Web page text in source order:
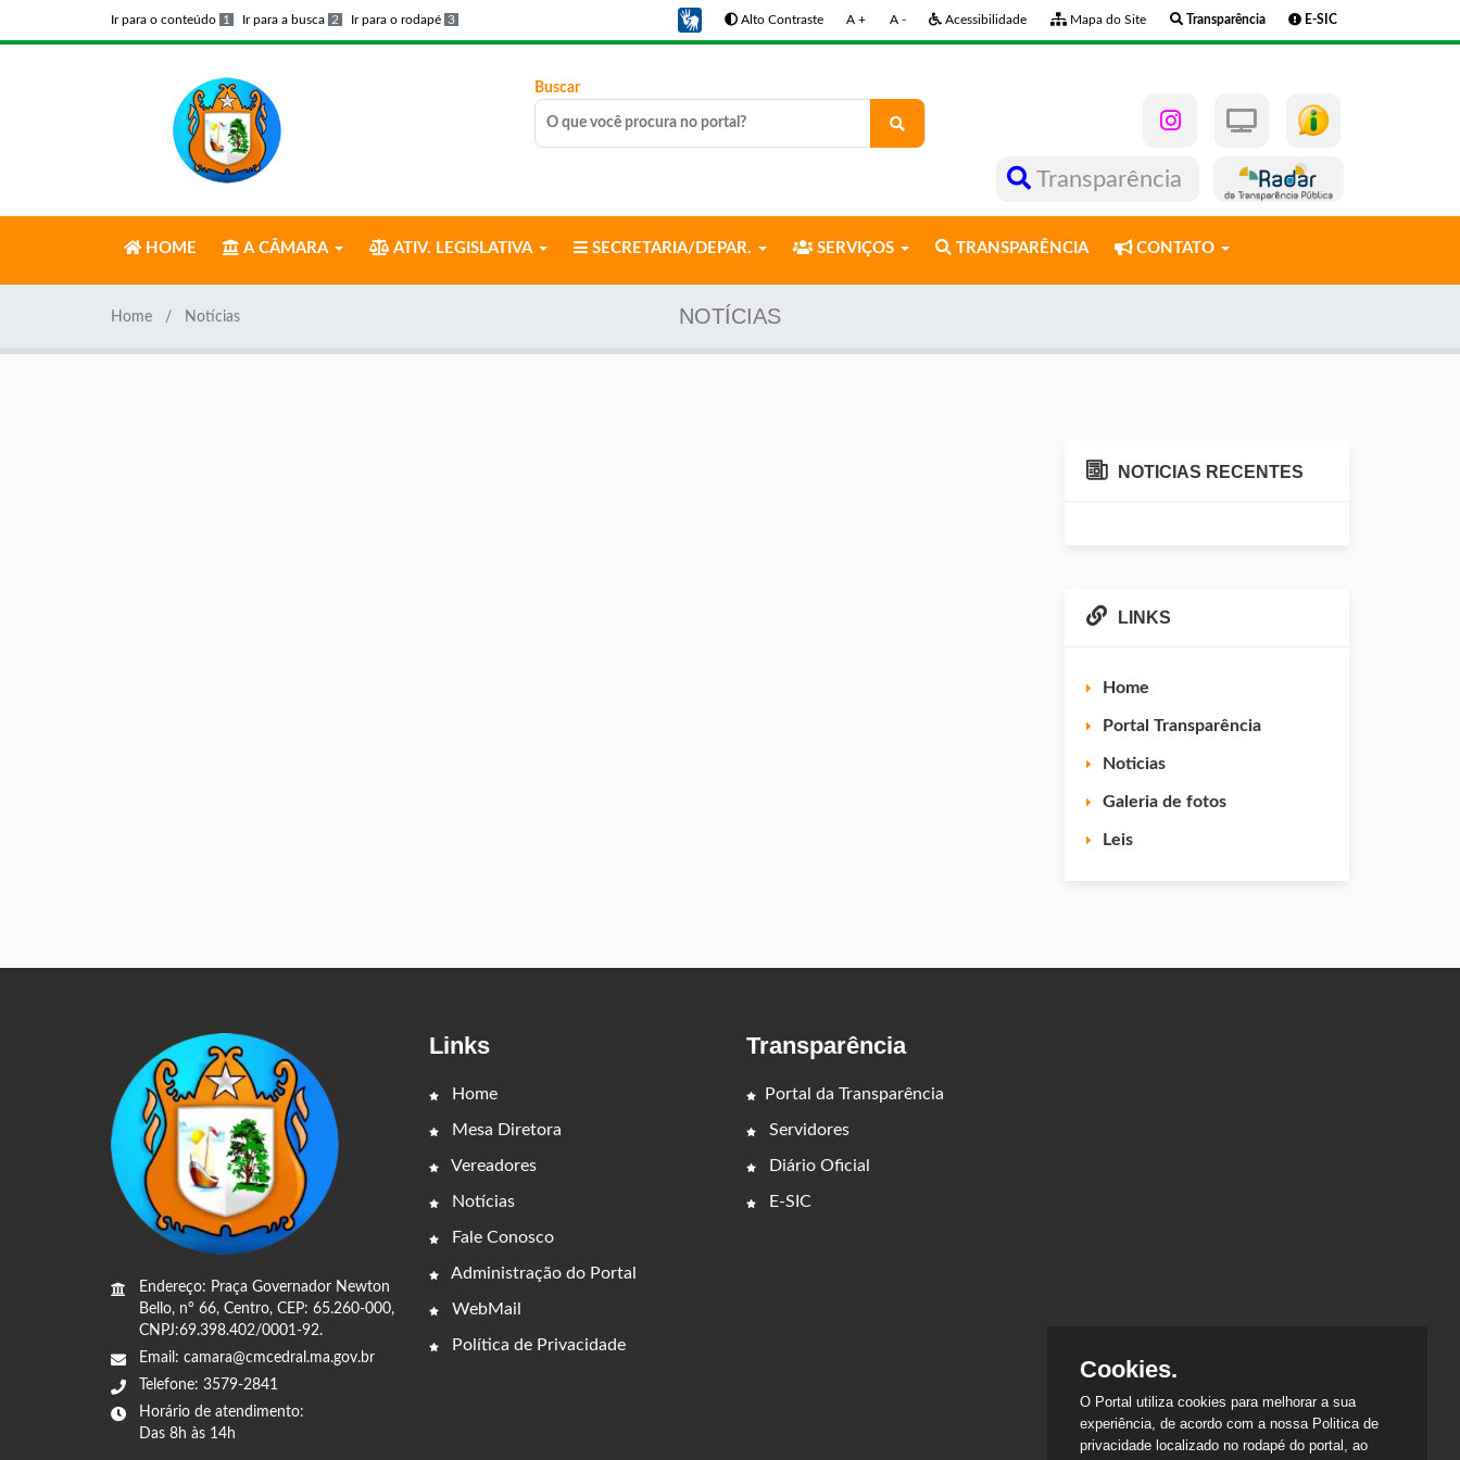
Ir para o conteúdo 1 Ir para a busca 2 Ir para o rodapé 3 Alto Contraste A + A - Acessibilidade Mapa do Site Transparência E-SIC
Buscar
Transparência
HOME A CÂMARA ATIV. LEGISLATIVA SECRETARIA/DEPAR. SERVIÇOS TRANSPARÊNCIA CONTATO
NOTÍCIAS
Home Notícias
NOTICIAS RECENTES
LINKS
Home
Portal Transparência
Noticias
Galeria de fotos
Leis
Endereço: Praça Governador Newton
Bello, n° 66, Centro, CEP: 65.260-000,
CNPJ:69.398.402/0001-92.
Email: camara@cmcedral.ma.gov.br
Telefone: 3579-2841
Horário de atendimento:
Das 8h às 14h
Links
Home
Mesa Diretora
Vereadores
Notícias
Fale Conosco
Administração do Portal
WebMail
Política de Privacidade
Transparência
Portal da Transparência
Servidores
Diário Oficial
E-SIC
Cookies.
O Portal utiliza cookies para melhorar a sua
experiência, de acordo com a nossa Politica de
privacidade localizado no rodapé do portal, ao